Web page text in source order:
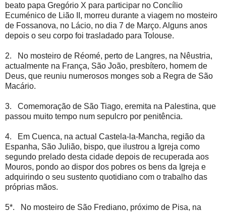
beato papa Gregório X para participar no Concílio
Ecuménico de Lião II, morreu durante a viagem no mosteiro
de Fossanova, no Lácio, no dia 7 de Março. Alguns anos
depois o seu corpo foi trasladado para Tolouse.
2. No mosteiro de Réomé, perto de Langres, na Nêustria,
actualmente na França, São João, presbítero, homem de
Deus, que reuniu numerosos monges sob a Regra de São
Macário.
3. Comemoração de São Tiago, eremita na Palestina, que
passou muito tempo num sepulcro por penitência.
4. Em Cuenca, na actual Castela-la-Mancha, região da
Espanha, São Julião, bispo, que ilustrou a Igreja como
segundo prelado desta cidade depois de recuperada aos
Mouros, pondo ao dispor dos pobres os bens da Igreja e
adquirindo o seu sustento quotidiano com o trabalho das
próprias mãos.
5*. No mosteiro de São Frediano, próximo de Pisa, na